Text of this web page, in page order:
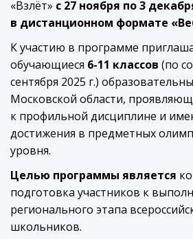
«Взлёт» c 27 ноября по 3
в дистанционном формате
К участию в программе
обучающиеся 6-11 классов (по
сентября 2025 г.)
Московской области,
к профильной дисциплине и
достижения в предметных
уровня.
Целью программы является
подготовка участников к
регионального этапа
школьников.